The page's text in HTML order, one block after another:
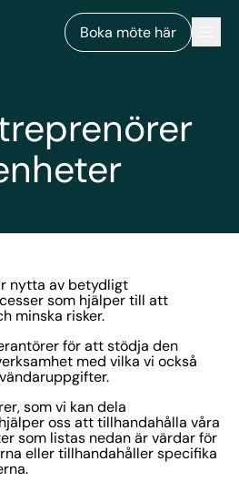
Boka möte här
nytta av betydligt
som hjälper till att
minska risker.
för att stödja den
med vilka vi också
som vi kan dela
oss att tillhandahålla våra
som listas nedan är värdar för
eller tillhandahåller specifika